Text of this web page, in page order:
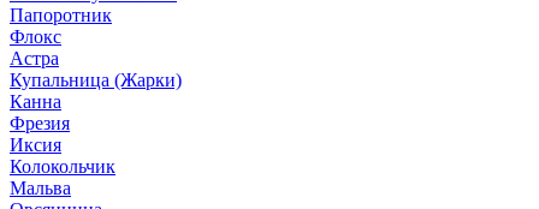
Папоротник
Флокс
Астра
Купальница (Жарки)
Канна
Фрезия
Иксия
Колокольчик
Мальва